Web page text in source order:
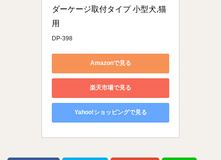
ダーケージ取付タイプ 小型犬,猫
用
DP-398
Amazonで見る
楽天市場で見る
Yahoo!ショッピングで見る